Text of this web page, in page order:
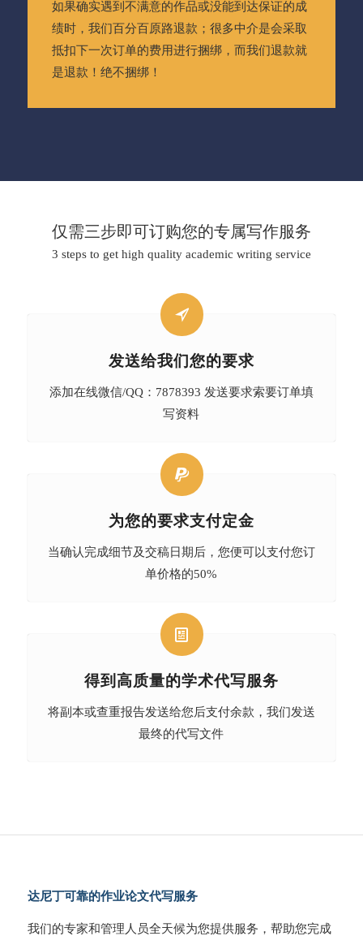
如果确实遇到不满意的作品或没能到达保证的成
绩时，我们百分百原路退款；很多中介是会采取
抵扣下一次订单的费用进行捆绑，而我们退款就
是退款！绝不捆绑！
仅需三步即可订购您的专属写作服务
3 steps to get high quality academic writing service
发送给我们您的要求
添加在线微信/QQ：7878393 发送要求索要订单填
写资料
为您的要求支付定金
当确认完成细节及交稿日期后，您便可以支付您订
单价格的50%
得到高质量的学术代写服务
将副本或查重报告发送给您后支付余款，我们发送
最终的代写文件
达尼丁可靠的作业论文代写服务
我们的专家和管理人员全天候为您提供服务，帮助您完成